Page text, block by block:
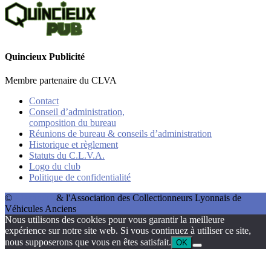
Quincieux Publicité
Membre partenaire du CLVA
Contact
Conseil d’administration,
composition du bureau
Réunions de bureau & conseils d’administration
Historique et règlement
Statuts du C.L.V.A.
Logo du club
Politique de confidentialité
©
& l'Association des Collectionneurs Lyonnais de
Véhicules Anciens
Nous utilisons des cookies pour vous garantir la meilleure
expérience sur notre site web. Si vous continuez à utiliser ce site,
nous supposerons que vous en êtes satisfait. OK